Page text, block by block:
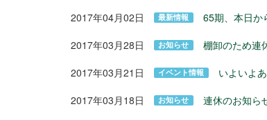
2017年04月02日 最新情報 65期、本日か
2017年03月28日 お知らせ 棚卸のため連
2017年03月21日 イベント情報 いよいよ
2017年03月18日 お知らせ 連休のお知ら